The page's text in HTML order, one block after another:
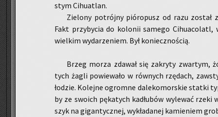
stym Ci­hu­atlan.
Zie­lo­ny po­trój­ny pió­ro­pusz od razu zo­stał
Fakt przy­by­cia do ko­lo­nii sa­me­go Ci­hu­aco­latl,
wiel­kim wy­da­rze­niem. Był ko­niecz­no­ścią.
Brzeg morza zda­wał się za­kry­ty zwar­tym,
tych żagli po­wie­wa­ło w rów­nych rzę­dach,
ło­dzie. Ko­lej­ne ogrom­ne da­le­ko­mor­skie stat­ki
by ze swo­ich pę­ka­tych ka­dłu­bów wy­le­wać
szyk na gi­gan­tycz­nej, wy­kła­da­nej ka­mie­niem